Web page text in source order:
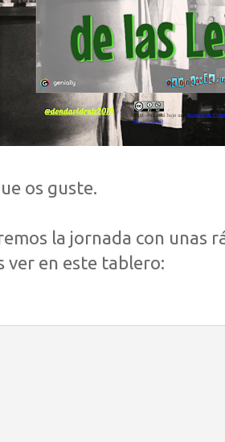
os guste.
la jornada con unas
ver en este tablero: